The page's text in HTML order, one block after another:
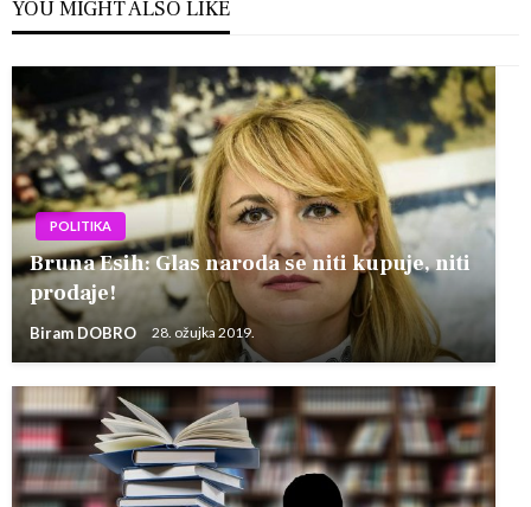
YOU MIGHT ALSO LIKE
POLITIKA
Bruna Esih: Glas naroda se niti kupuje, niti
prodaje!
Biram DOBRO 28. ožujka 2019.